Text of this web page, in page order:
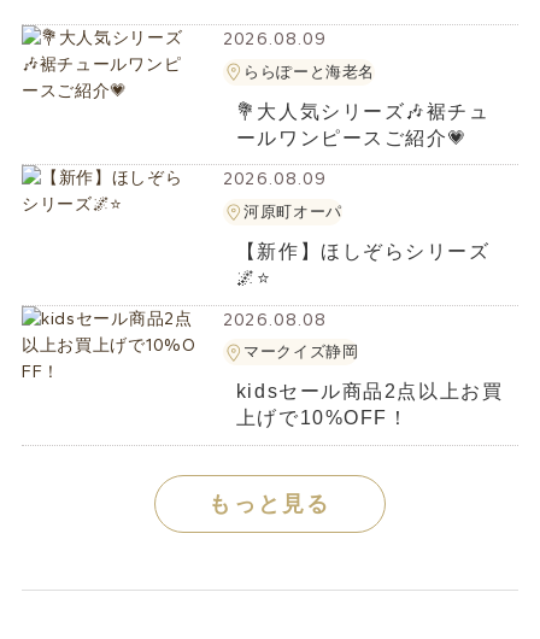
2026.08.09
ららぽーと海老名
💐大人気シリーズ🎶裾チュ
ールワンピースご紹介💗
2026.08.09
河原町オーパ
【新作】ほしぞらシリーズ
🌌⭐
2026.08.08
マークイズ静岡
kidsセール商品2点以上お買
上げで10%OFF！
もっと見る